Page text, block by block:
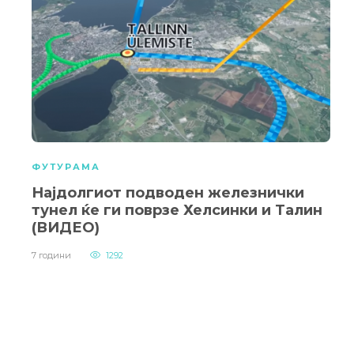
ФУТУРАМА
Најдолгиот подводен железнички
тунел ќе ги поврзе Хелсинки и Талин
(ВИДЕО)
7 години 1292